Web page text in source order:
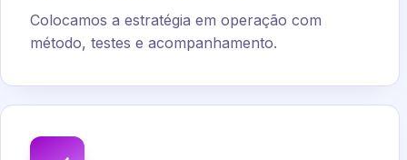
Colocamos a estratégia em operação com
método, testes e acompanhamento.